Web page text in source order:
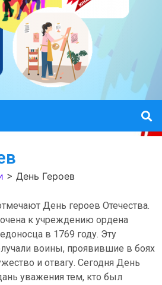
> День Героев
День героев Отечества.
к учреждению ордена
в 1769 году. Эту
воины, проявившие в боях
и отвагу. Сегодня День
уважения тем, кто был